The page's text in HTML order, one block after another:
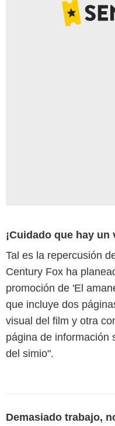
¡Cuidado que hay
Tal es la repercusión
Century Fox ha
promoción de 'El
que incluye dos
visual del film y otra
página de información
del simio".
Demasiado trabajo,